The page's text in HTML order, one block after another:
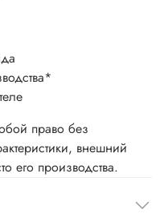
*
право без
внешний
его производства.